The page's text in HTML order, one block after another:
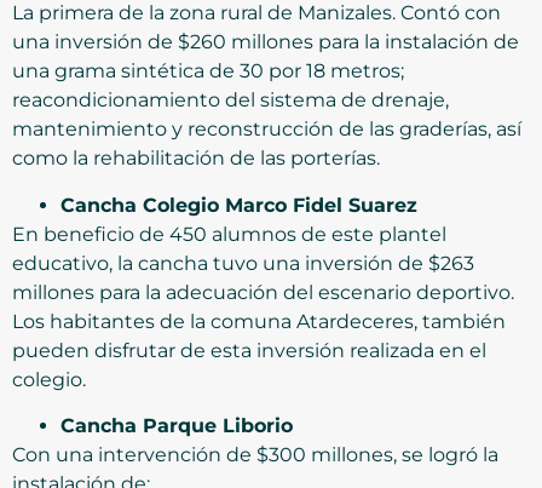
La primera de la zona rural de Manizales. Contó con
una inversión de $260 millones para la instalación de
una grama sintética de 30 por 18 metros;
reacondicionamiento del sistema de drenaje,
mantenimiento y reconstrucción de las graderías, así
como la rehabilitación de las porterías.
Cancha Colegio Marco Fidel Suarez
En beneficio de 450 alumnos de este plantel
educativo, la cancha tuvo una inversión de $263
millones para la adecuación del escenario deportivo.
Los habitantes de la comuna Atardeceres, también
pueden disfrutar de esta inversión realizada en el
colegio.
Cancha Parque Liborio
Con una intervención de $300 millones, se logró la